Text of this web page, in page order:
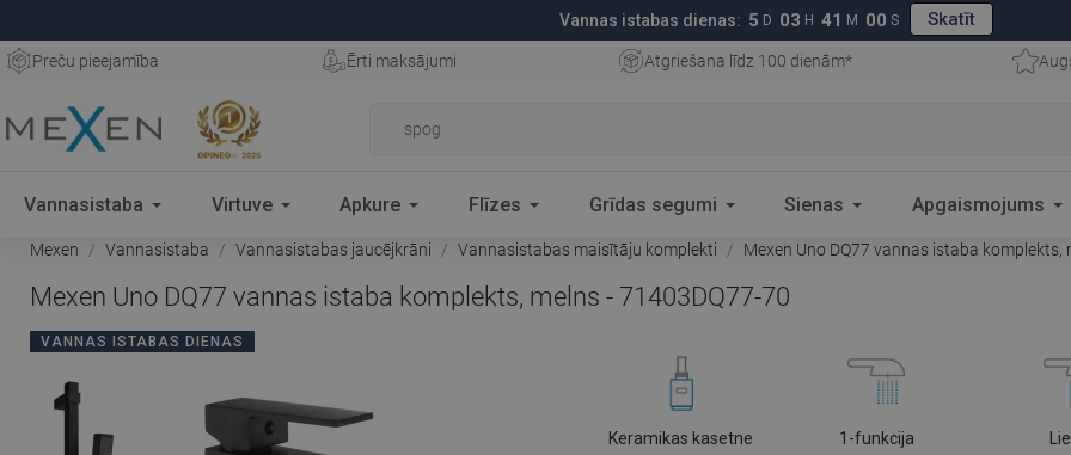
Vannas istabas dienas: 5 D 03 H 40 M 59 S Skatīt
Preču pieejamība Ērti maksājumi Atgriešana līdz 100 dienām*
Vannasistaba Virtuve Apkure Flīzes Grīdas segumi Sienas Apgaismojums
Mexen Vannasistaba Vannasistabas jaucējkrāni Vannasistabas maisītāju komplekti Mexen Uno DQ77 vannas istaba komplekts,
Mexen Uno DQ77 vannas istaba komplekts, melns - 71403DQ77-70
VANNAS ISTABAS DIENAS
Keramikas kasetne 1-funkcija